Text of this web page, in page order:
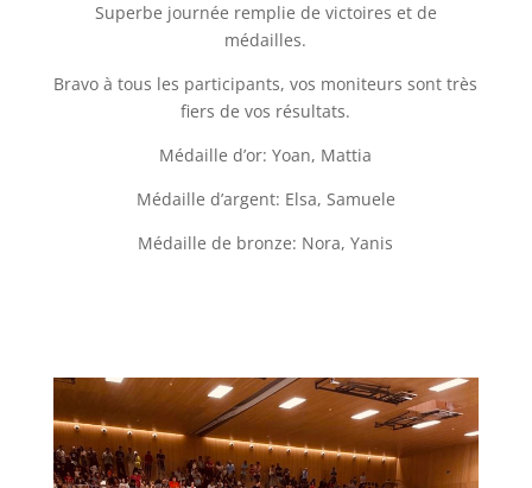
Superbe journée remplie de victoires et de
médailles.
Bravo à tous les participants, vos moniteurs sont très
fiers de vos résultats.
Médaille d’or: Yoan, Mattia
Médaille d’argent: Elsa, Samuele
Médaille de bronze: Nora, Yanis